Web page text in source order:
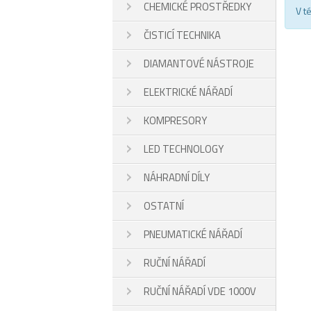
CHEMICKÉ PROSTŘEDKY
ČISTICÍ TECHNIKA
DIAMANTOVÉ NÁSTROJE
ELEKTRICKÉ NÁŘADÍ
KOMPRESORY
LED TECHNOLOGY
NÁHRADNÍ DÍLY
OSTATNÍ
PNEUMATICKÉ NÁŘADÍ
RUČNÍ NÁŘADÍ
RUČNÍ NÁŘADÍ VDE 1000V
V